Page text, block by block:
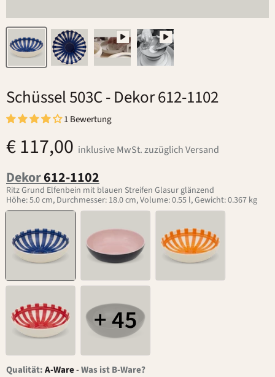
Schüssel 503C- Dekor 612-1102
1 Bewertung
€ 117,00 inklusive MwSt. zuzüglich Versand
Dekor612-1102
Ritz Grund Elfenbein mit blauen Streifen Glasur glänzend
Höhe: 5.0 cm, Durchmesser: 18.0 cm, Volume: 0.55 l, Gewicht: 0.367 kg
+ 45
Qualität:A-Ware-Was ist B-Ware?